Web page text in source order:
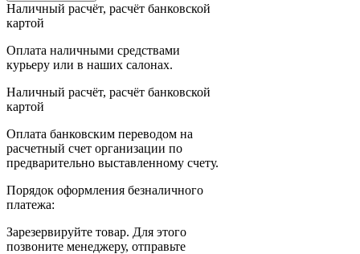
Наличный расчёт, расчёт банковской
картой
Оплата наличными средствами
курьеру или в наших салонах.
Наличный расчёт, расчёт банковской
картой
Оплата банковским переводом на
расчетный счет организации по
предварительно выставленному счету.
Порядок оформления безналичного
платежа:
Зарезервируйте товар. Для этого
позвоните менеджеру, отправьте